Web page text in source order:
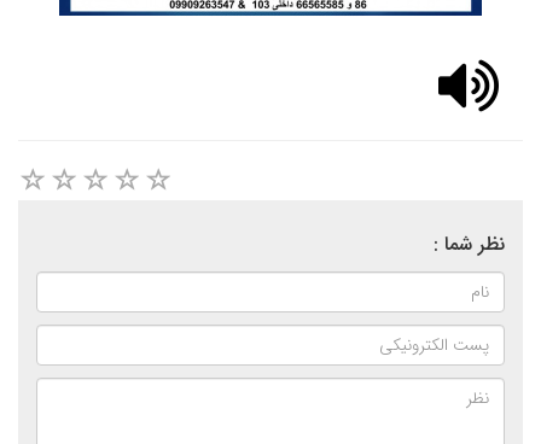
نظر شما :